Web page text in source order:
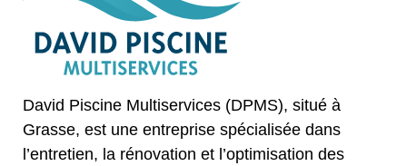
David Piscine Multiservices (DPMS), situé à
Grasse, est une entreprise spécialisée dans
l’entretien, la rénovation et l’optimisation des